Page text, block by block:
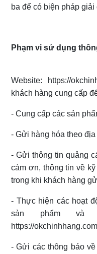
ba để có biện pháp
Phạm vi sử dụng
Website: https://
khách hàng cung cấp
- Cung cấp các sản
- Gửi hàng hóa theo
- Gửi thông tin quảng
cảm ơn, thông tin về
trong khi khách hàng
- Thực hiện các hoạt
sản phẩm và
https://
- Gửi các thông báo